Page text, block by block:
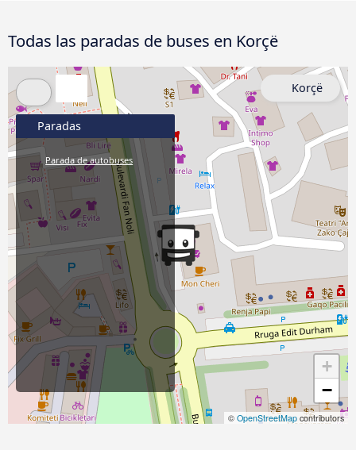
Todas las paradas de buses en Korçë
+
−
© OpenStreetMap contributors
Paradas
Parada de autobuses
Korçë